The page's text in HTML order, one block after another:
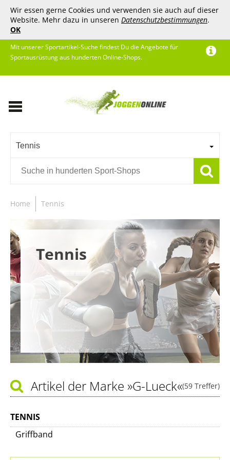
Wir essen gerne Cookies und verwenden sie auch auf dieser
Website. Mehr dazu in unseren Datenschutzbestimmungen.
OK
Mit unserer Sportartikel-Suche findest Du die Angebote für
Sportausrüstung aus hunderten Online-Shops.
Tennis
Home Tennis
Tennis
(59 Treffer)
Artikel der Marke »G-Lueck«
TENNIS
Griffband